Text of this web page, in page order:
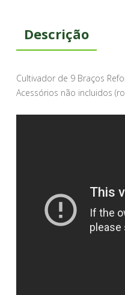
Descrição
Cultivador de 9 Braços
Acessórios não incluidos